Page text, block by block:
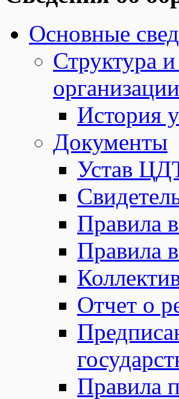
Основные
Структура
организации
История
Документы
Устав
Правила
Правила
Отчет о
Правила